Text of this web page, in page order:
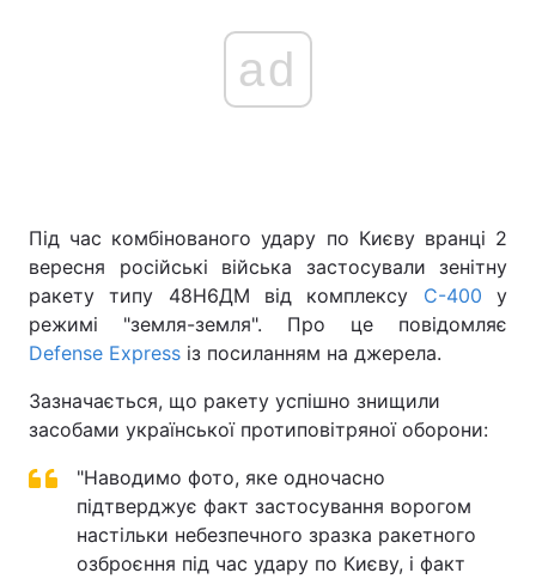
ad
Під час комбінованого удару по Києву вранці 2
вересня російські війська застосували зенітну
ракету типу 48Н6ДМ від комплексу С-400 у
режимі "земля-земля". Про це повідомляє
Defense Express із посиланням на джерела.
Зазначається, що ракету успішно знищили
засобами української протиповітряної оборони:
"Наводимо фото, яке одночасно
підтверджує факт застосування ворогом
настільки небезпечного зразка ракетного
озброєння під час удару по Києву, і факт